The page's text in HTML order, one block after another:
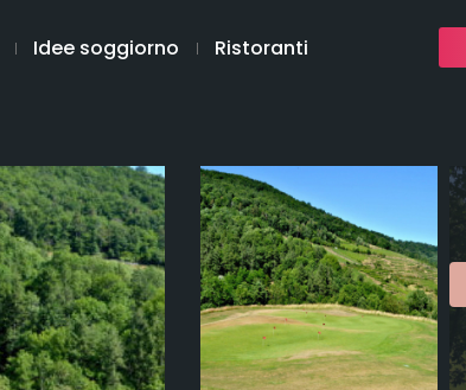
Idee soggiorno Ristoranti